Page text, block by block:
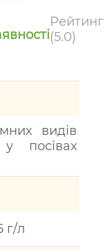
Рейтинг
(5.0)
видів
у посівах
г/л